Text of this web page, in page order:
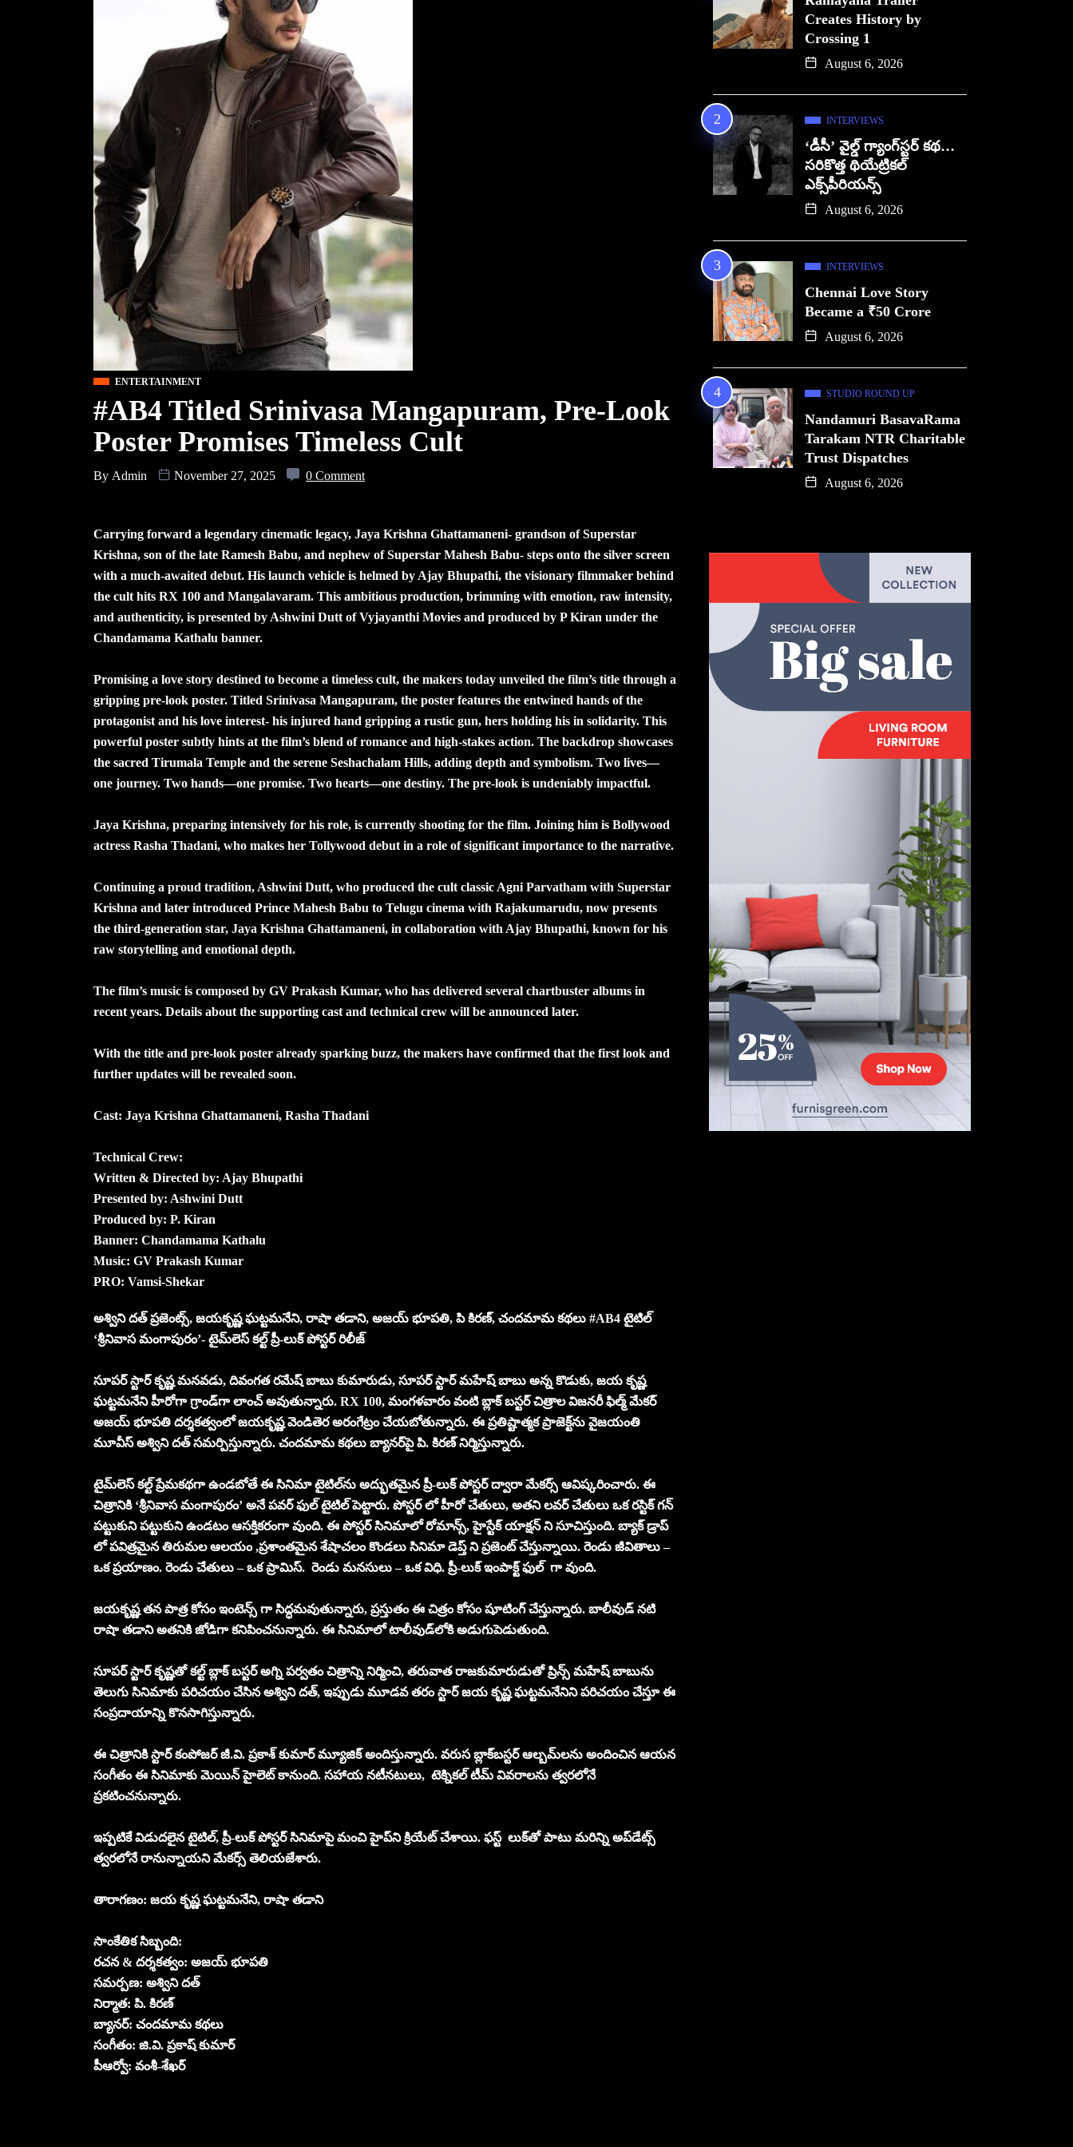
ENTERTAINMENT
#AB4 Titled Srinivasa Mangapuram, Pre-Look
Poster Promises Timeless Cult
By Admin November 27, 2025 0 Comment
Carrying forward a legendary cinematic legacy, Jaya Krishna Ghattamaneni- grandson of Superstar
Krishna, son of the late Ramesh Babu, and nephew of Superstar Mahesh Babu- steps onto the silver screen
with a much-awaited debut. His launch vehicle is helmed by Ajay Bhupathi, the visionary filmmaker behind
the cult hits RX 100 and Mangalavaram. This ambitious production, brimming with emotion, raw intensity,
and authenticity, is presented by Ashwini Dutt of Vyjayanthi Movies and produced by P Kiran under the
Chandamama Kathalu banner.
Promising a love story destined to become a timeless cult, the makers today unveiled the film’s title through a
gripping pre-look poster. Titled Srinivasa Mangapuram, the poster features the entwined hands of the
protagonist and his love interest- his injured hand gripping a rustic gun, hers holding his in solidarity. This
powerful poster subtly hints at the film’s blend of romance and high-stakes action. The backdrop showcases
the sacred Tirumala Temple and the serene Seshachalam Hills, adding depth and symbolism. Two lives—
one journey. Two hands—one promise. Two hearts—one destiny. The pre-look is undeniably impactful.
Jaya Krishna, preparing intensively for his role, is currently shooting for the film. Joining him is Bollywood
actress Rasha Thadani, who makes her Tollywood debut in a role of significant importance to the narrative.
Continuing a proud tradition, Ashwini Dutt, who produced the cult classic Agni Parvatham with Superstar
Krishna and later introduced Prince Mahesh Babu to Telugu cinema with Rajakumarudu, now presents
the third-generation star, Jaya Krishna Ghattamaneni, in collaboration with Ajay Bhupathi, known for his
raw storytelling and emotional depth.
The film’s music is composed by GV Prakash Kumar, who has delivered several chartbuster albums in
recent years. Details about the supporting cast and technical crew will be announced later.
With the title and pre-look poster already sparking buzz, the makers have confirmed that the first look and
further updates will be revealed soon.
Cast: Jaya Krishna Ghattamaneni, Rasha Thadani
Technical Crew:
Written & Directed by: Ajay Bhupathi
Presented by: Ashwini Dutt
Produced by: P. Kiran
Banner: Chandamama Kathalu
Music: GV Prakash Kumar
PRO: Vamsi-Shekar
అశ్విని దత్ ప్రజెంట్స్, జయకృష్ణ ఘట్టమనేని, రాషా తడాని, అజయ్ భూపతి, పి కిరణ్, చందమామ కథలు #AB4 టైటిల్
‘శ్రీనివాస మంగాపురం’- టైమ్‌లెస్ కల్ట్‌ ప్రీ-లుక్ పోస్టర్ రిలీజ్
సూపర్ స్టార్ కృష్ణ మనవడు, దివంగత రమేష్ బాబు కుమారుడు, సూపర్ స్టార్ మహేష్ బాబు అన్న కొడుకు, జయ కృష్ణ
ఘట్టమనేని హీరోగా గ్రాండ్‌గా లాంచ్ అవుతున్నారు. RX 100, మంగళవారం వంటి బ్లాక్ బస్టర్ చిత్రాల విజనరీ ఫిల్మ్ మేకర్
అజయ్ భూపతి దర్శకత్వంలో జయకృష్ణ వెండితెర అరంగేట్రం చేయబోతున్నారు. ఈ ప్రతిష్టాత్మక ప్రాజెక్ట్‌ను వైజయంతి
మూవీస్‌ అశ్విని దత్ సమర్పిస్తున్నారు. చందమామ కథలు బ్యానర్‌పై పి. కిరణ్ నిర్మిస్తున్నారు.
టైమ్‌లెస్ కల్ట్‌ ప్రేమకథగా ఉండబోతే ఈ సినిమా టైటిల్‌ను అద్భుతమైన ప్రీ-లుక్ పోస్టర్ ద్వారా మేకర్స్ ఆవిష్కరించారు. ఈ
చిత్రానికి ‘శ్రీనివాస మంగాపురం’ అనే పవర్ ఫుల్ టైటిల్ పెట్టారు. పోస్టర్ లో హీరో చేతులు, అతని లవర్ చేతులు ఒక రస్టిక్ గన్
పట్టుకుని పట్టుకుని ఉండటం ఆసక్తికరంగా వుంది. ఈ పోస్టర్ సినిమాలో రోమాన్స్, హైస్టేక్ యాక్షన్ ని సూచిస్తుంది. బ్యాక్ డ్రాప్
లో పవిత్రమైన తిరుమల ఆలయం ,ప్రశాంతమైన శేషాచలం కొండలు సినిమా డెప్త్ ని ప్రజెంట్ చేస్తున్నాయి. రెండు జీవితాలు –
ఒక ప్రయాణం. రెండు చేతులు – ఒక ప్రామిస్. రెండు మనసులు – ఒక విధి. ప్రీ-లుక్ ఇంపాక్ట్ ఫుల్ గా వుంది.
జయకృష్ణ తన పాత్ర కోసం ఇంటెన్స్ గా సిద్ధమవుతున్నారు, ప్రస్తుతం ఈ చిత్రం కోసం షూటింగ్ చేస్తున్నారు. బాలీవుడ్ నటి
రాషా తడాని అతనికి జోడిగా కనిపించనున్నారు. ఈ సినిమాలో టాలీవుడ్‌లోకి అడుగుపెడుతుంది.
సూపర్ స్టార్ కృష్ణతో కల్ట్ బ్లాక్ బస్టర్ అగ్ని పర్వతం చిత్రాన్ని నిర్మించి, తరువాత రాజకుమారుడుతో ప్రిన్స్ మహేష్ బాబును
తెలుగు సినిమాకు పరిచయం చేసిన అశ్విని దత్, ఇప్పుడు మూడవ తరం స్టార్ జయ కృష్ణ ఘట్టమనేనిని పరిచయం చేస్తూ ఈ
సంప్రదాయాన్ని కొనసాగిస్తున్నారు.
ఈ చిత్రానికి స్టార్ కంపోజర్ జీ.వి. ప్రకాశ్ కుమార్ మ్యూజిక్ అందిస్తున్నారు. వరుస బ్లాక్‌బస్టర్ ఆల్బమ్‌లను అందించిన ఆయన
సంగీతం ఈ సినిమాకు మెయిన్ హైలెట్ కానుంది. సహాయ నటీనటులు, టెక్నికల్ టీమ్ వివరాలను త్వరలోనే
ప్రకటించనున్నారు.
ఇప్పటికే విడుదలైన టైటిల్, ప్రీ-లుక్ పోస్టర్ సినిమాపై మంచి హైప్‌ని క్రియేట్ చేశాయి. ఫస్ట్ లుక్‌తో పాటు మరిన్ని అప్‌డేట్స్
త్వరలోనే రానున్నాయని మేకర్స్ తెలియజేశారు.
తారాగణం: జయ కృష్ణ ఘట్టమనేని, రాషా తడాని
సాంకేతిక సిబ్బంది:
రచన & దర్శకత్వం: అజయ్ భూపతి
సమర్పణ: అశ్విని దత్
నిర్మాత: పి. కిరణ్
బ్యానర్: చందమామ కథలు
సంగీతం: జి.వి. ప్రకాష్ కుమార్
పీఆర్వో: వంశీ-శేఖర్
Creates History by
Crossing 1
August 6, 2026
INTERVIEWS
‘డీసీ’ వైల్డ్ గ్యాంగ్‌స్టర్ కథ…
సరికొత్త థియేట్రికల్
ఎక్స్‌పీరియన్స్
August 6, 2026
INTERVIEWS
Chennai Love Story
Became a ₹50 Crore
August 6, 2026
STUDIO ROUND UP
Nandamuri BasavaRama
Tarakam NTR Charitable
Trust Dispatches
August 6, 2026